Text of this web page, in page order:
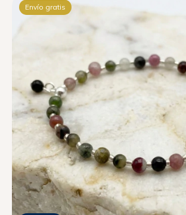
Envío gratis